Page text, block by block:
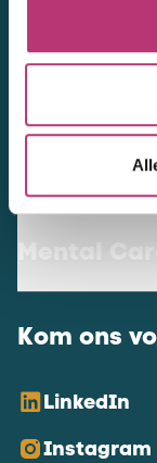
NL Mental
Vacatures
Mental
Kom ons
LinkedIn
Instagram